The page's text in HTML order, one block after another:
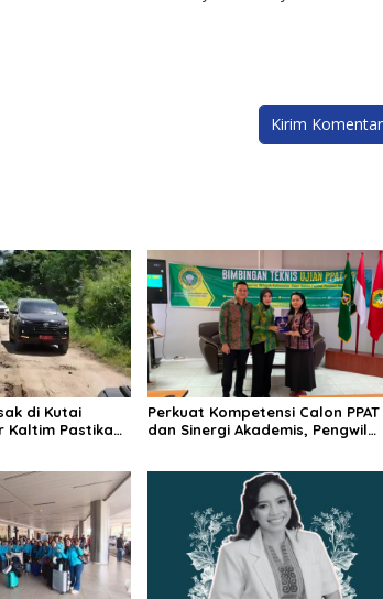
di Kutai
Kaltim Pastikan
Perkuat Kompetensi Calon PPAT
dan Sinergi Akademis, Pengwil